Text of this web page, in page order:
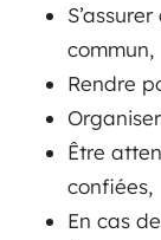
commun,
Rendre
Être
confiées,
En cas